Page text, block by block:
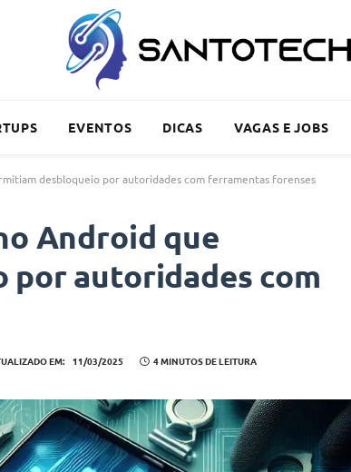
EVENTOS DICAS VAGAS E JOBS
desbloqueio por autoridades com ferramentas forenses
Android que
autoridades com
EM: 11/03/2025 4 MINUTOS DE LEITURA